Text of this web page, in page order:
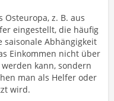
Osteuropa, z. B. aus
eingestellt, die häufig
saisonale Abhängigkeit
Einkommen nicht über
kann, sondern
man als Helfer oder
wird.